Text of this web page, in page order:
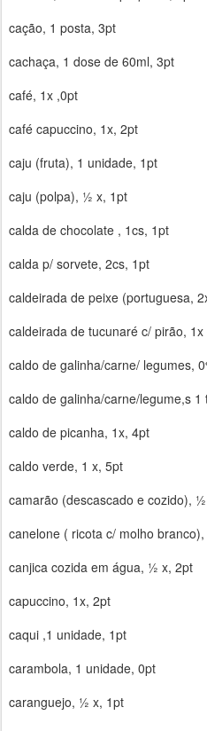
cação, 1 posta, 3pt
cachaça, 1 dose de 60ml, 3pt
café, 1x ,0pt
café capuccino, 1x, 2pt
caju (fruta), 1 unidade, 1pt
caju (polpa), ½ x, 1pt
calda de chocolate , 1cs, 1pt
calda p/ sorvete, 2cs, 1pt
caldeirada de peixe (portuguesa,
caldeirada de tucunaré c/ pirão,
caldo de galinha/carne/ legumes,
caldo de galinha/carne/legume,s
caldo de picanha, 1x, 4pt
caldo verde, 1 x, 5pt
camarão (descascado e cozido),
canelone ( ricota c/ molho
canjica cozida em água, ½ x, 2pt
capuccino, 1x, 2pt
caqui ,1 unidade, 1pt
carambola, 1 unidade, 0pt
caranguejo, ½ x, 1pt